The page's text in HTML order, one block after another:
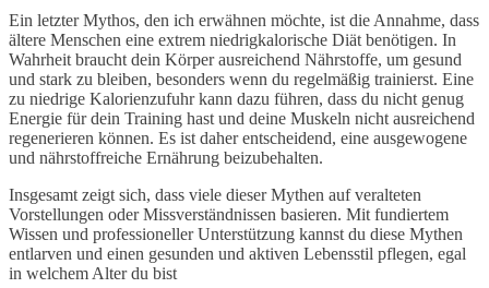
Ein letzter Mythos, den ich erwähnen möchte, ist die Annahme, dass
ältere Menschen eine extrem niedrigkalorische Diät benötigen. In
Wahrheit braucht dein Körper ausreichend Nährstoffe, um gesund
und stark zu bleiben, besonders wenn du regelmäßig trainierst. Eine
zu niedrige Kalorienzufuhr kann dazu führen, dass du nicht genug
Energie für dein Training hast und deine Muskeln nicht ausreichend
regenerieren können. Es ist daher entscheidend, eine ausgewogene
und nährstoffreiche Ernährung beizubehalten.
Insgesamt zeigt sich, dass viele dieser Mythen auf veralteten
Vorstellungen oder Missverständnissen basieren. Mit fundiertem
Wissen und professioneller Unterstützung kannst du diese Mythen
entlarven und einen gesunden und aktiven Lebensstil pflegen, egal
in welchem Alter du bist